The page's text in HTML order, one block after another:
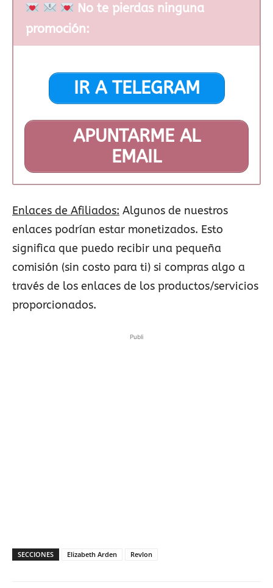
No te pierdas ninguna
promoción:
IR A TELEGRAM
APUNTARME AL
EMAIL
Enlaces de Afiliados: Algunos de nuestros
enlaces podrían estar monetizados. Esto
significa que puedo recibir una pequeña
comisión (sin costo para ti) si compras algo a
través de los enlaces de los productos/servicios
proporcionados.
Publi
SECCIONES Elizabeth Arden Revlon